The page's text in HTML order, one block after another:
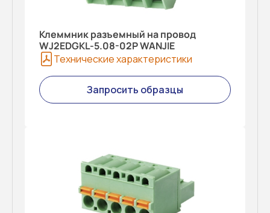
Клеммник разъемный на провод
WJ2EDGKL-5.08-02P WANJIE
Технические характеристики
Запросить образцы